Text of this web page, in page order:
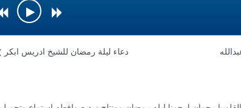
دعاء ليلة رمضان للشيخ ادريس ابكر